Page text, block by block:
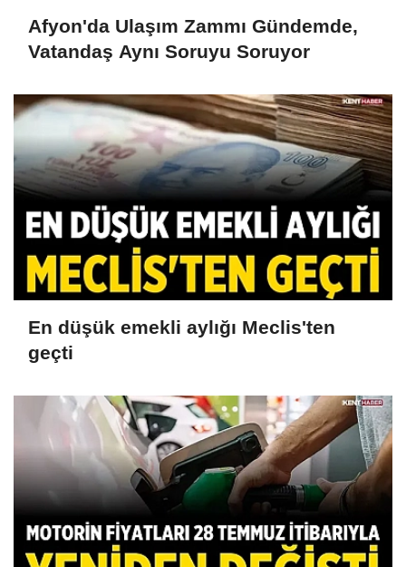
Afyon'da Ulaşım Zammı Gündemde,
Vatandaş Aynı Soruyu Soruyor
En düşük emekli aylığı Meclis'ten
geçti